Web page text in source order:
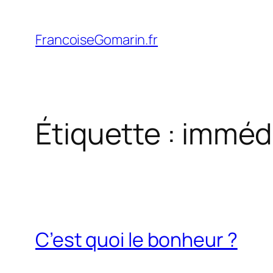
contenu
FrancoiseGomarin.fr
Étiquette :
C’est quoi le bonheur ?